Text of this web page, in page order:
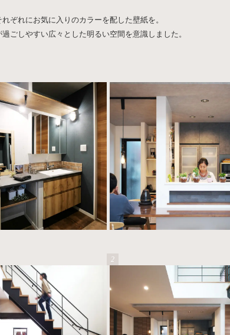
ぞれにお気に入りのカラーを配した壁紙を。
ごしやすい広々とした明るい空間を意識しました。